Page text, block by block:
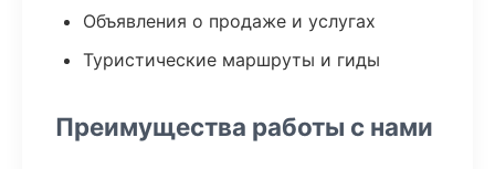
Объявления о продаже и услугах
Туристические маршруты и гиды
Преимущества работы с нами